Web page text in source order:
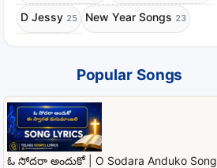
D Jessy 25 New Year Songs 23
Popular Songs
ఓ సోదరా అందుకో | O Sodara Anduko